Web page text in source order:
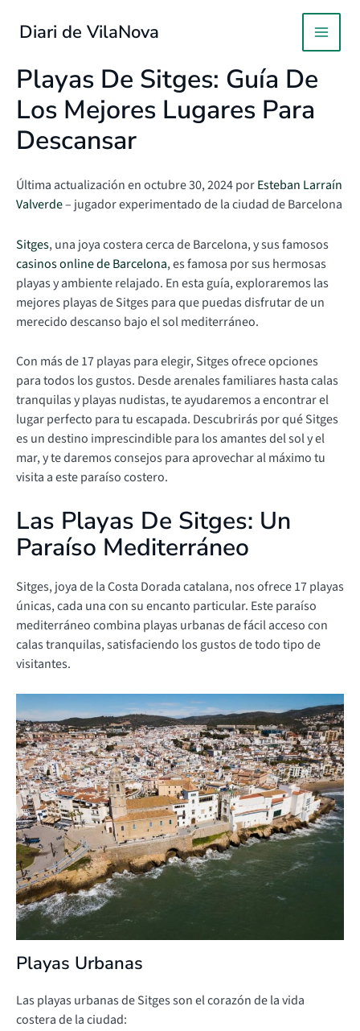
Diari de VilaNova
MAIN
Playas De Sitges: Guía De
Los Mejores Lugares Para
Descansar
Última actualización en octubre 30, 2024 porEsteban Larraín
Valverde– jugador experimentado de la ciudad de Barcelona
Sitges, una joya costera cerca de Barcelona, y sus famosos
casinos online de Barcelona, es famosa por sus hermosas
playas y ambiente relajado. En esta guía, exploraremos las
mejores playas de Sitges para que puedas disfrutar de un
merecido descanso bajo el sol mediterráneo.
Con más de 17 playas para elegir, Sitges ofrece opciones
para todos los gustos. Desde arenales familiares hasta calas
tranquilas y playas nudistas, te ayudaremos a encontrar el
lugar perfecto para tu escapada. Descubrirás por qué Sitges
es un destino imprescindible para los amantes del sol y el
mar, y te daremos consejos para aprovechar al máximo tu
visita a este paraíso costero.
Las Playas De Sitges: Un
Paraíso Mediterráneo
Sitges, joya de la Costa Dorada catalana, nos ofrece 17 playas
únicas, cada una con su encanto particular. Este paraíso
mediterráneo combina playas urbanas de fácil acceso con
calas tranquilas, satisfaciendo los gustos de todo tipo de
visitantes.
Playas Urbanas
Las playas urbanas de Sitges son el corazón de la vida
costera de la ciudad: